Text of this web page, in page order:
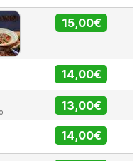
15,00€
14,00€
13,00€
14,00€